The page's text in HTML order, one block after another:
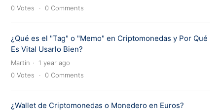
0 Votes 0 Comments
¿Qué es el "Tag" o "Memo" en Criptomonedas y Por Qué
Es Vital Usarlo Bien?
Martin
1 year ago
0 Votes 0 Comments
¿Wallet de Criptomonedas o Monedero en Euros?